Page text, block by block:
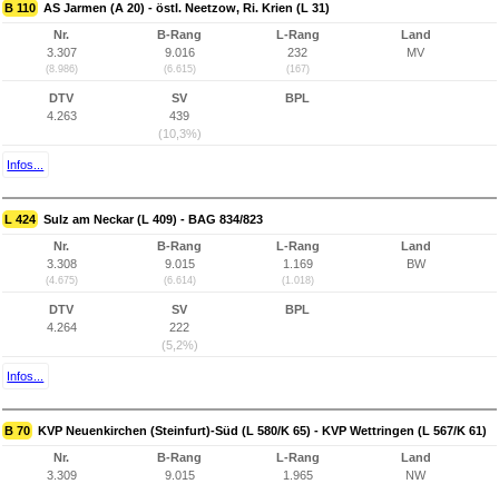
B 110 AS Jarmen (A 20) - östl. Neetzow, Ri. Krien (L 31)
Nr.
3.307
(8.986)
B-Rang
9.016
(6.615)
L-Rang
232
(167)
Land
MV
DTV
4.263
SV
439
(10,3%)
BPL
Infos...
L 424 Sulz am Neckar (L 409) - BAG 834/823
Nr.
3.308
(4.675)
B-Rang
9.015
(6.614)
L-Rang
1.169
(1.018)
Land
BW
DTV
4.264
SV
222
(5,2%)
BPL
Infos...
B 70 KVP Neuenkirchen (Steinfurt)-Süd (L 580/K 65) - KVP Wettringen (L 567/K 61)
Nr.
3.309
B-Rang
9.015
L-Rang
1.965
Land
NW